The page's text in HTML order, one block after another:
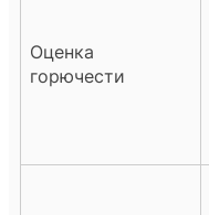
Оценка
горючести